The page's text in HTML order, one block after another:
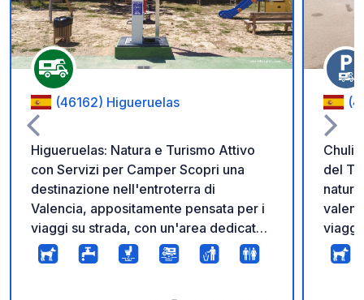
(46162) Higueruelas
Higueruelas: Natura e Turismo Attivo
con Servizi per Camper Scopri una
destinazione nell'entroterra di
Valencia, appositamente pensata per i
viaggi su strada, con un'area dedicata
e servizi gratuiti per i camper.
Higueruelas è anche una meta
del